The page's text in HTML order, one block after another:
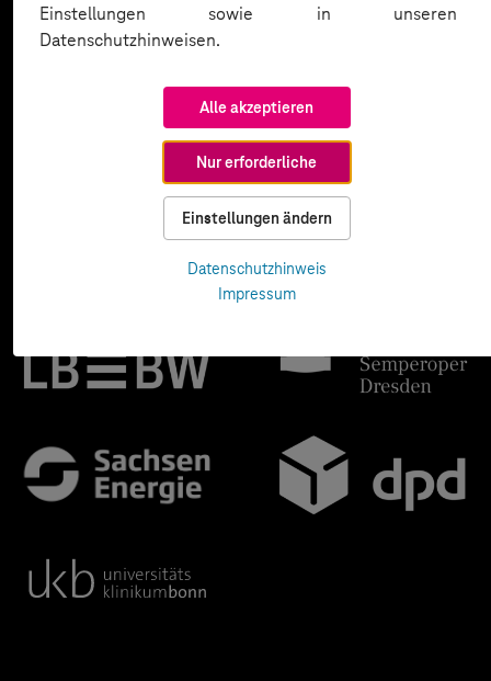
Einstellungen sowie in unseren
Datenschutzhinweisen.
Alle akzeptieren
Nur erforderliche
Einstellungen ändern
Datenschutzhinweis
Impressum